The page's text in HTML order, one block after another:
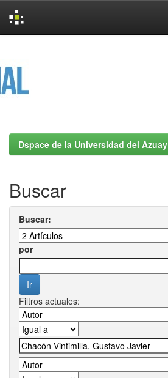
Dspace de la Universidad del Azuay
Buscar
Buscar:
por
Filtros actuales: